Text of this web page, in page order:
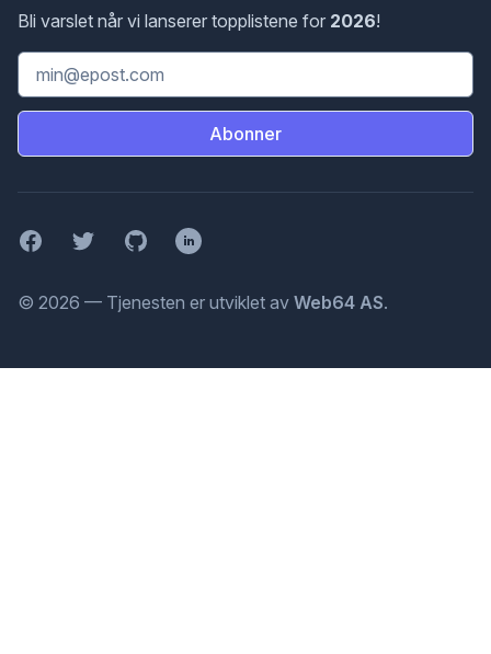
Bli varslet når vi lanserer topplistene for 2026!
Email address
Abonner
FacebookTwitter GitHubLinkedIn
© 2026 — Tjenesten er utviklet av Web64 AS.